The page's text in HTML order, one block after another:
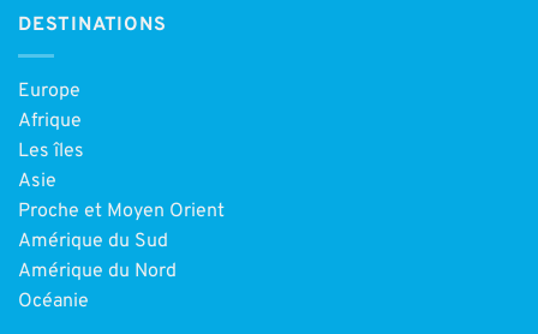
DESTINATIONS
Europe
Afrique
Les îles
Asie
Proche et Moyen Orient
Amérique du Sud
Amérique du Nord
Océanie